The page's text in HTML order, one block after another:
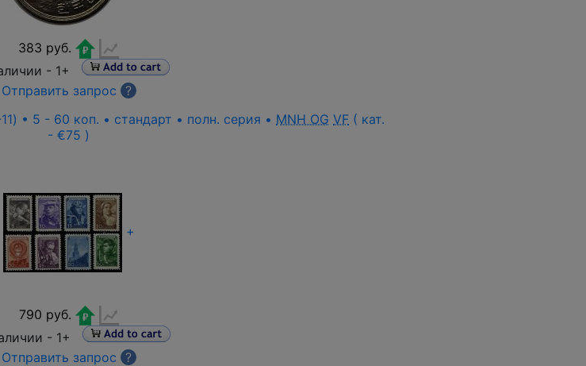
383 руб.
- 1+
Отправить запрос
?
• 5 - 60 коп. • стандарт • полн. серия • MNH OG VF ( кат.
- €75 )
+
790 руб.
- 1+
Отправить запрос
?